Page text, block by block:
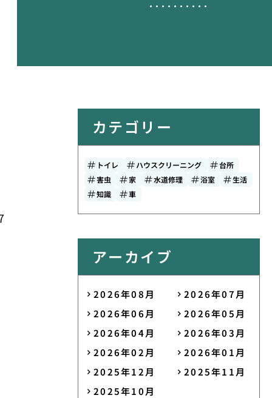
カテゴリー
トイレ ハウスクリーニング
台所
害虫
家 水道修理 浴室
生活
知識
車
アーカイブ
2026年08月
2026年07月
2026年06月
2026年05月
2026年04月
2026年03月
2026年02月
2026年01月
2025年12月
2025年11月
2025年10月